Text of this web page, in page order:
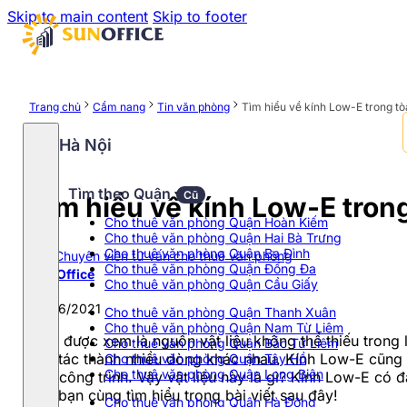
Skip to main content Skip to footer
Hà Nội
Tìm theo Quận Cũ
Cho thuê văn phòng Quận Hoàn Kiếm
Cho thuê văn phòng Quận Hai Bà Trưng
Cho thuê văn phòng Quận Ba Đình
Cho thuê văn phòng Quận Đống Đa
Cho thuê văn phòng Quận Cầu Giấy
Cho thuê văn phòng Quận Thanh Xuân
Cho thuê văn phòng Quận Nam Từ Liêm
Cho thuê văn phòng Quận Bắc Từ Liêm
Cho thuê văn phòng Quận Tây Hồ
Cho thuê văn phòng Quận Long Biên
Cho thuê văn phòng Quận Hà Đông
Trang chủ Cẩm nang Tin văn phòng Tìm hiểu về kính Low-E trong
Tìm hiểu về kính Low-E
Chuyên viên tư vấn cho thuê văn phòng
Sun Office
30/06/2021
Kính được xem là nguồn vật liệu không thể thiếu
chế tác thành nhiều dòng khác nhau. Kính Low-E
cho công trình. Vậy vật liệu này là gì? Kính Low-E
các bạn cùng tìm hiểu trong bài viết sau đây!